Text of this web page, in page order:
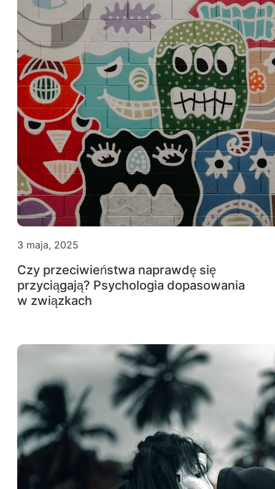
3 maja, 2025
Czy przeciwieństwa naprawdę się
przyciągają? Psychologia dopasowania
w związkach